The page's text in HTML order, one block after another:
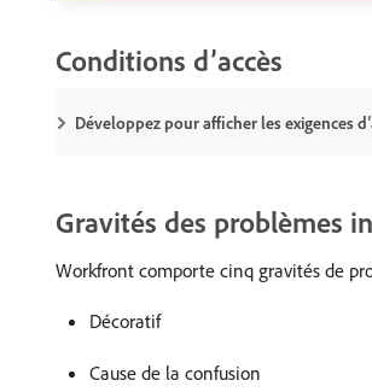
Conditions d’accès
Développez pour afficher les exigences
Gravités des problèmes
Workfront comporte cinq gravités de
Décoratif
Cause de la confusion